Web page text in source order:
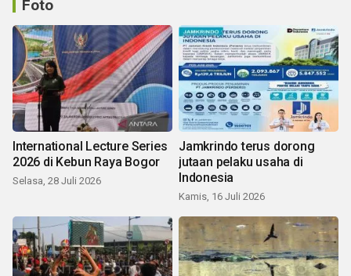
Foto
International Lecture Series
2026 di Kebun Raya Bogor
Selasa, 28 Juli 2026
Jamkrindo terus dorong
jutaan pelaku usaha di
Indonesia
Kamis, 16 Juli 2026